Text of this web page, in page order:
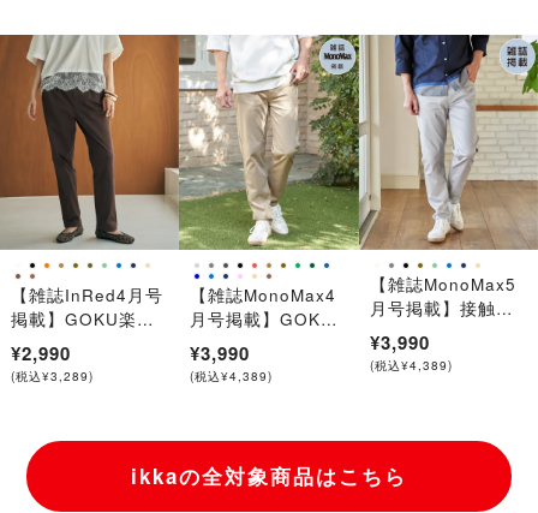
【雑誌InRed4月号
掲載】GOKU楽パ
ンツ テーパード
【親子コーデ】
¥2,990
(税込¥3,289)
【雑誌MonoMax4
月号掲載】GOKU
楽パンツ EASY
STRETCH 5ポケッ
¥3,990
(税込¥4,389)
【雑誌MonoMax5
月号掲載】接触冷
感イージー5ポケッ
ト
¥3,990
(税込¥4,389)
ikkaの全対象商品はこちら